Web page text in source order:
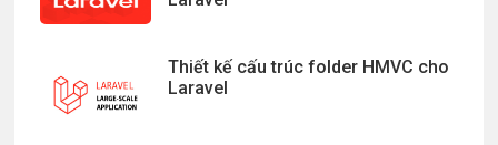
Thiết kế cấu trúc folder HMVC cho
Laravel